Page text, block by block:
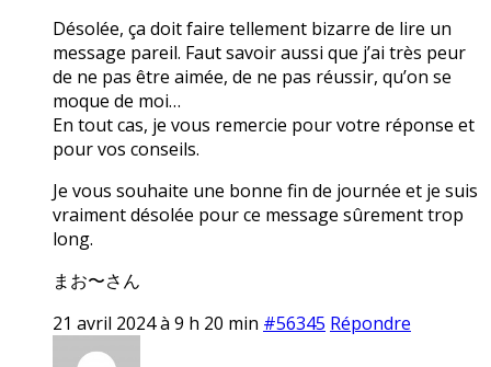
Désolée, ça doit faire tellement bizarre de lire un
message pareil. Faut savoir aussi que j’ai très peur
de ne pas être aimée, de ne pas réussir, qu’on se
moque de moi…
En tout cas, je vous remercie pour votre réponse et
pour vos conseils.
Je vous souhaite une bonne fin de journée et je suis
vraiment désolée pour ce message sûrement trop
long.
まお〜さん
21 avril 2024 à 9 h 20 min #56345 Répondre